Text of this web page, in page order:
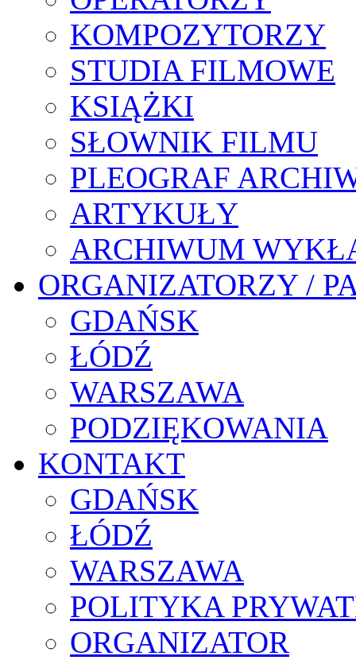
KOMPOZYTORZY
STUDIA FILMOWE
KSIĄŻKI
SŁOWNIK FILMU
PLEOGRAF
ARTYKUŁY
ARCHIWUM
ORGANIZATORZY /
GDAŃSK
ŁÓDŹ
WARSZAWA
PODZIĘKOWANIA
KONTAKT
GDAŃSK
ŁÓDŹ
WARSZAWA
POLITYKA
ORGANIZATOR